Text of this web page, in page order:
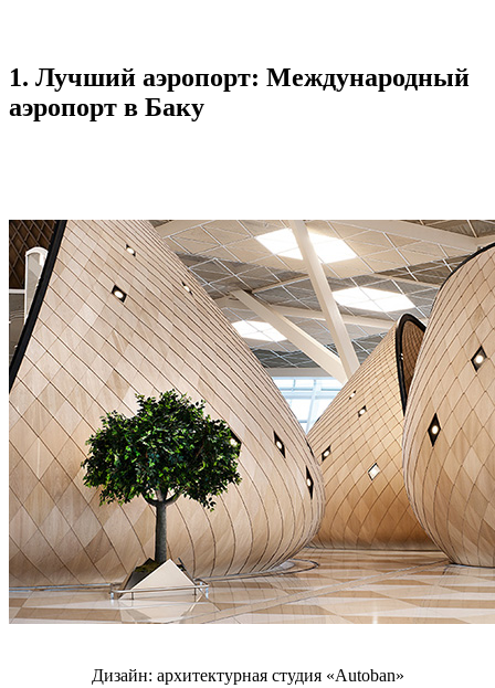
1. Лучший аэропорт: Международный
аэропорт в Баку
Дизайн: архитектурная студия «Autoban»